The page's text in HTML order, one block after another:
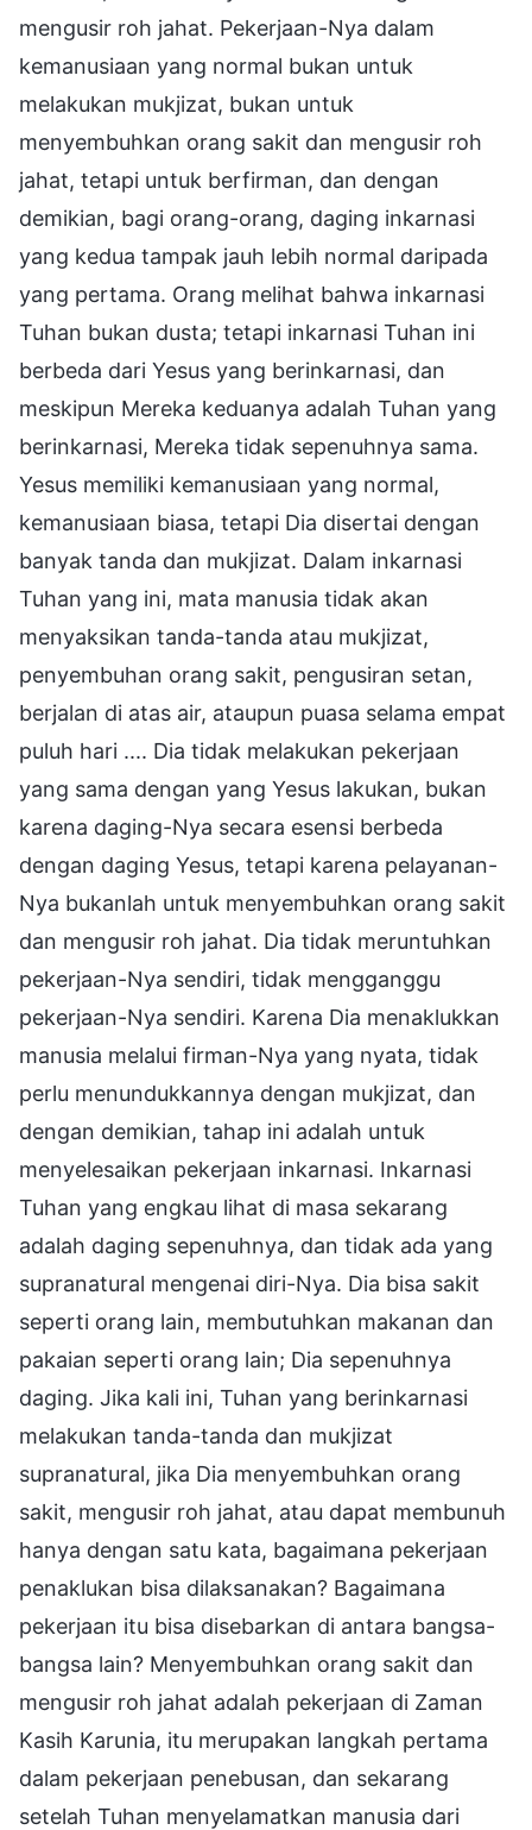
mengusir roh jahat. Pekerjaan-Nya dalam
kemanusiaan yang normal bukan untuk
melakukan mukjizat, bukan untuk
menyembuhkan orang sakit dan mengusir roh
jahat, tetapi untuk berfirman, dan dengan
demikian, bagi orang-orang, daging inkarnasi
yang kedua tampak jauh lebih normal daripada
yang pertama. Orang melihat bahwa inkarnasi
Tuhan bukan dusta; tetapi inkarnasi Tuhan ini
berbeda dari Yesus yang berinkarnasi, dan
meskipun Mereka keduanya adalah Tuhan yang
berinkarnasi, Mereka tidak sepenuhnya sama.
Yesus memiliki kemanusiaan yang normal,
kemanusiaan biasa, tetapi Dia disertai dengan
banyak tanda dan mukjizat. Dalam inkarnasi
Tuhan yang ini, mata manusia tidak akan
menyaksikan tanda-tanda atau mukjizat,
penyembuhan orang sakit, pengusiran setan,
berjalan di atas air, ataupun puasa selama empat
puluh hari .... Dia tidak melakukan pekerjaan
yang sama dengan yang Yesus lakukan, bukan
karena daging-Nya secara esensi berbeda
dengan daging Yesus, tetapi karena pelayanan-
Nya bukanlah untuk menyembuhkan orang sakit
dan mengusir roh jahat. Dia tidak meruntuhkan
pekerjaan-Nya sendiri, tidak mengganggu
pekerjaan-Nya sendiri. Karena Dia menaklukkan
manusia melalui firman-Nya yang nyata, tidak
perlu menundukkannya dengan mukjizat, dan
dengan demikian, tahap ini adalah untuk
menyelesaikan pekerjaan inkarnasi. Inkarnasi
Tuhan yang engkau lihat di masa sekarang
adalah daging sepenuhnya, dan tidak ada yang
supranatural mengenai diri-Nya. Dia bisa sakit
seperti orang lain, membutuhkan makanan dan
pakaian seperti orang lain; Dia sepenuhnya
daging. Jika kali ini, Tuhan yang berinkarnasi
melakukan tanda-tanda dan mukjizat
supranatural, jika Dia menyembuhkan orang
sakit, mengusir roh jahat, atau dapat membunuh
hanya dengan satu kata, bagaimana pekerjaan
penaklukan bisa dilaksanakan? Bagaimana
pekerjaan itu bisa disebarkan di antara bangsa-
bangsa lain? Menyembuhkan orang sakit dan
mengusir roh jahat adalah pekerjaan di Zaman
Kasih Karunia, itu merupakan langkah pertama
dalam pekerjaan penebusan, dan sekarang
setelah Tuhan menyelamatkan manusia dari